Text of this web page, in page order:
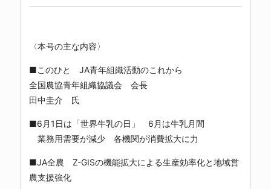
〈本号の主な内容〉
■このひと JA青年組織活動のこれから
全国農協青年組織協議会 会長
田中圭介 氏
■6月1日は「世界牛乳の日」 6月は牛乳月間
業務用需要が減少 各機関が消費拡大に力
■JA全農 Z-GISの機能拡大による生産効率化と地域営
農支援強化